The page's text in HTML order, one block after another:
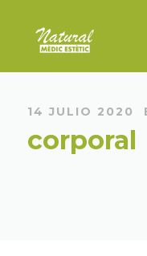
14 JULIO 2020
corporal